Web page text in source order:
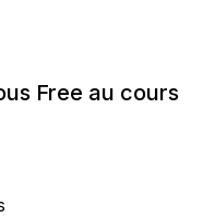
Free au cours